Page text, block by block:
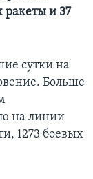
ракеты и 37
сутки на
Больше
на линии
1273 боевых